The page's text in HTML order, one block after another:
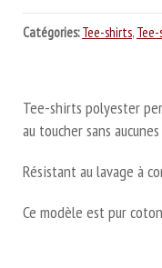
Catégories: Tee-shirts,
Tee-shirts polyester
au toucher sans
Résistant au lavage à
Ce modèle est pur